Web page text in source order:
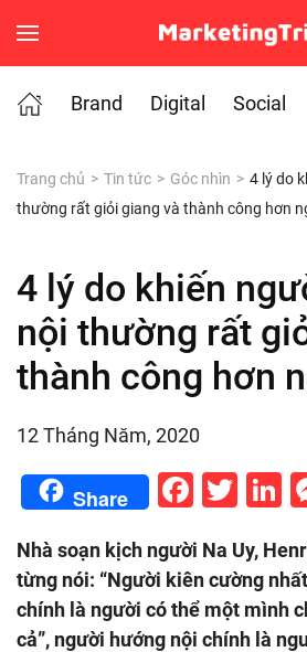
Skip to main content
Brand
Digital Social
Trang chủ Tin tức Góc nhìn
4 lý do
thường rất giỏi giang và thành công hơn
4 lý do khiến
nội thường rất
thành công hơn
12 Tháng Năm, 2020
Share
Nhà soạn kịch người Na Uy,
từng nói: “Người kiên cường
chính là người có thể một mình
cả”, người hướng nội chính là